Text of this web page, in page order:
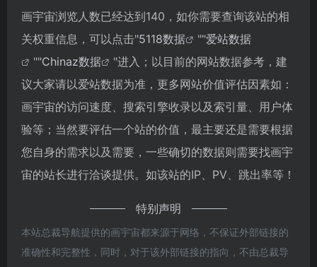
画宇宙浏览人数已经达到140，如你需要查询该站的相
关权重信息，可以点击"5118数据 ""爱站数据
""Chinaz数据
"进入；以目前的网站数据参考，建
议大家请以爱站数据为准，更多网站价值评估因素如：
画宇宙的访问速度、搜索引擎收录以及索引量、用户体
验等；当然要评估一个站的价值，最主要还是需要根据
您自身的需求以及需要，一些确切的数据则需要找画宇
宙的站长进行洽谈提供。如该站的IP、PV、跳出率等！
特别声明
本站总裁导航提供的画宇宙都来源于网络，不保证外部链接的
准确性和完整性，同时，对于该外部链接的指向，不由总裁导